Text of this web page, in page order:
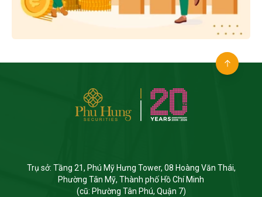
Trụ sở: Tầng 21, Phú Mỹ Hưng Tower, 08 Hoàng Văn Thái,
Phường Tân Mỹ, Thành phố Hồ Chí Minh
(cũ: Phường Tân Phú, Quận 7)